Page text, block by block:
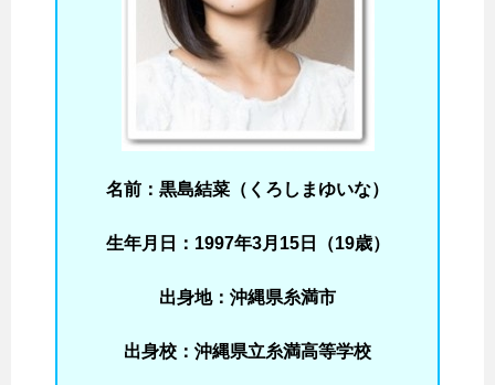
名前：黒島結菜（くろしまゆいな）
生年月日：1997年3月15日（19歳）
出身地：沖縄県糸満市
出身校：沖縄県立糸満高等学校